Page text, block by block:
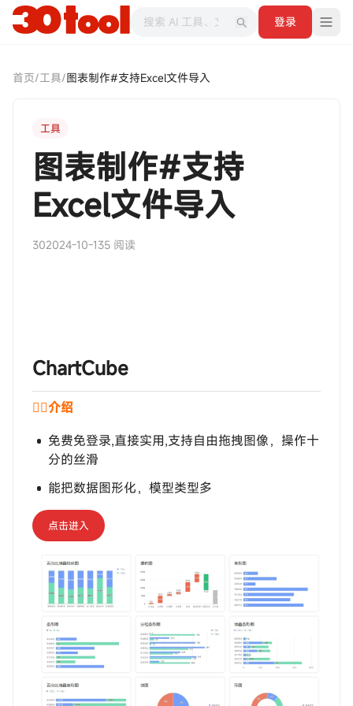
登录
首页/工具/图表制作#支持Excel文件导入
工具
图表制作#支持
Excel文件导入
302024-10-135 阅读
‎‎‎‎‎‎‎ㅤChartCube
💁‍♂️介绍
免费免登录,直接实用,支持自由拖拽图像，操作十
分的丝滑
能把数据图形化，模型类型多
点击进入